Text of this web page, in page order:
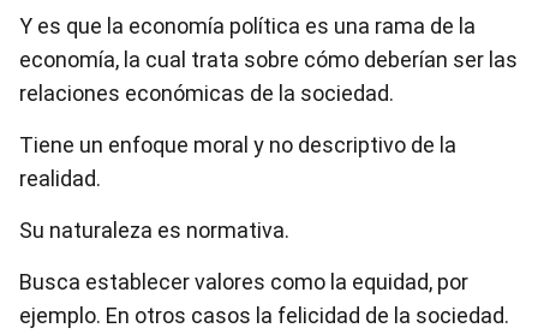
Y es que la economía política es una rama de la
economía, la cual trata sobre cómo deberían ser las
relaciones económicas de la sociedad.
Tiene un enfoque moral y no descriptivo de la
realidad.
Su naturaleza es normativa.
Busca establecer valores como la equidad, por
ejemplo. En otros casos la felicidad de la sociedad.